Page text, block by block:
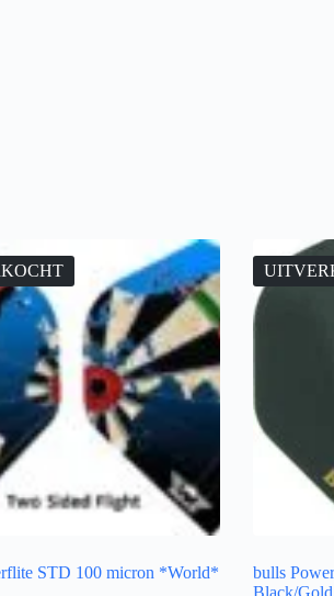
STD 100 micron *World*
bulls
Black/Gold